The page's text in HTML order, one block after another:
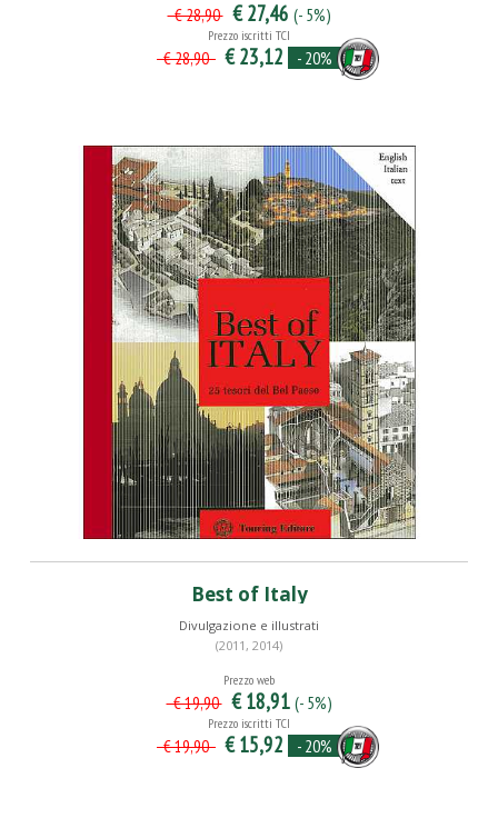
€ 28,90 € 27,46 (- 5%)
Prezzo iscritti TCI
€ 28,90 € 23,12 - 20%
Best of Italy
Divulgazione e illustrati
(2011, 2014)
Prezzo web
€ 19,90 € 18,91 (- 5%)
Prezzo iscritti TCI
€ 19,90 € 15,92 - 20%